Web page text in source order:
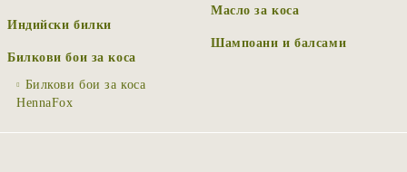
Индийски билки
Билкови бои за коса
Билкови бои за коса
HennaFox
Масло за коса
Шампоани и балсами